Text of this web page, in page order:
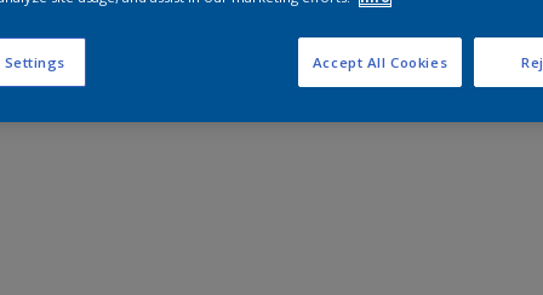
Settings Accept All Cookies